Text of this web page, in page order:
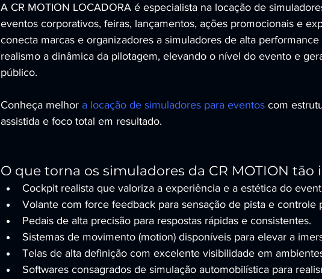
A CR MOTION LOCADORA é especialista na locação de
eventos corporativos, feiras, lançamentos, ações promocionais e
conecta marcas e organizadores a simuladores de alta
realismo a dinâmica da pilotagem, elevando o nível do evento e
público.
Conheça melhor a locação de simuladores para eventos com
assistida e foco total em resultado.
O que torna os simuladores da CR MOTION tão
Cockpit realista que valoriza a experiência e a estética do
Volante com force feedback para sensação de pista e controle
Pedais de alta precisão para respostas rápidas e consistentes.
Sistemas de movimento (motion) disponíveis para elevar a
Telas de alta definição com excelente visibilidade em
Softwares consagrados de simulação automobilística para